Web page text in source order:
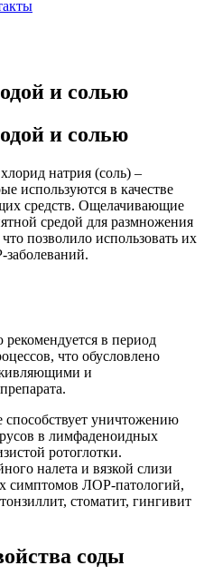
и солью
и солью
натрия (соль) –
используются в качестве
средств. Ощелачивающие
средой для размножения
позволило использовать их
в период
что обусловлено
и
способствует уничтожению
в лимфаденоидных
ротоглотки.
налета и вязкой слизи
симптомов ЛОР-патологий,
стоматит, гингивит
соды